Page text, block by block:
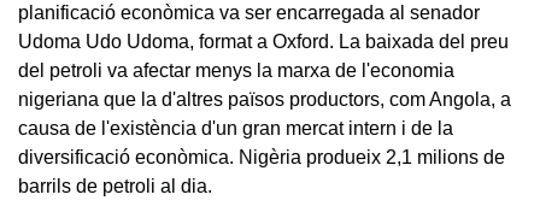
planificació econòmica va ser encarregada al senador
Udoma Udo Udoma, format a Oxford. La baixada del preu
del petroli va afectar menys la marxa de l'economia
nigeriana que la d'altres països productors, com Angola, a
causa de l'existència d'un gran mercat intern i de la
diversificació econòmica. Nigèria produeix 2,1 milions de
barrils de petroli al dia.